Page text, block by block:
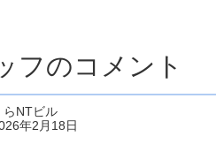
フのコメント
らNTビル
年2月18日